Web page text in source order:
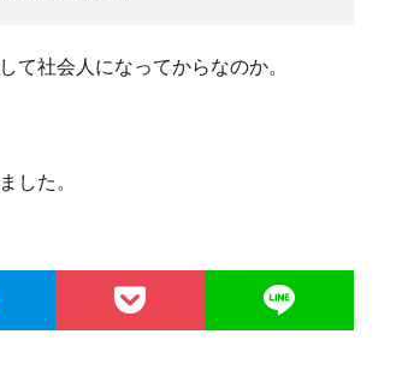
て社会人になってからなのか。
した。